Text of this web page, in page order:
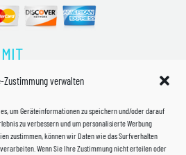
Zustimmung verwalten
um Geräteinformationen zu speichern und/oder darauf
zu verbessern und um personalisierte Werbung
zustimmen, können wir Daten wie das Surfverhalten
Wenn Sie Ihre Zustimmung nicht erteilen oder